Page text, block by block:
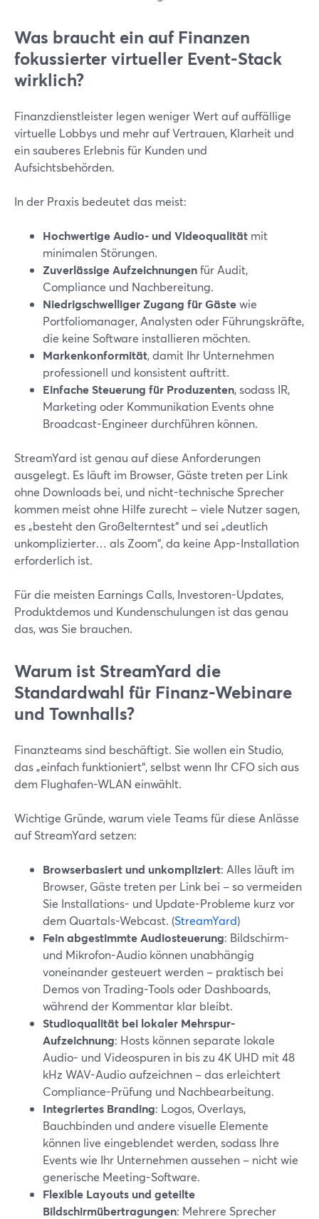
Was braucht ein auf Finanzen
fokussierter virtueller Event-Stack
wirklich?
Finanzdienstleister legen weniger Wert auf auffällige
virtuelle Lobbys und mehr auf Vertrauen, Klarheit und
ein sauberes Erlebnis für Kunden und
Aufsichtsbehörden.
In der Praxis bedeutet das meist:
Hochwertige Audio- und Videoqualität mit
minimalen Störungen.
Zuverlässige Aufzeichnungenfür Audit,
Compliance und Nachbereitung.
Niedrigschwelliger Zugang für Gästewie
Portfoliomanager, Analysten oder Führungskräfte,
die keine Software installieren möchten.
Markenkonformität, damit Ihr Unternehmen
professionell und konsistent auftritt.
Einfache Steuerung für Produzenten, sodass IR,
Marketing oder Kommunikation Events ohne
Broadcast-Engineer durchführen können.
StreamYard ist genau auf diese Anforderungen
ausgelegt. Es läuft im Browser, Gäste treten per Link
ohne Downloads bei, und nicht-technische Sprecher
kommen meist ohne Hilfe zurecht – viele Nutzer sagen,
es „besteht den Großelterntest“ und sei „deutlich
unkomplizierter… als Zoom“, da keine App-Installation
erforderlich ist.
Für die meisten Earnings Calls, Investoren-Updates,
Produktdemos und Kundenschulungen ist das genau
das, was Sie brauchen.
Warum ist StreamYard die
Standardwahl für Finanz-Webinare
und Townhalls?
Finanzteams sind beschäftigt. Sie wollen ein Studio,
das „einfach funktioniert“, selbst wenn Ihr CFO sich aus
dem Flughafen-WLAN einwählt.
Wichtige Gründe, warum viele Teams für diese Anlässe
auf StreamYard setzen:
Browserbasiert und unkompliziert: Alles läuft im
Browser, Gäste treten per Link bei – so vermeiden
Sie Installations- und Update-Probleme kurz vor
dem Quartals-Webcast. (StreamYard)
Fein abgestimmte Audiosteuerung: Bildschirm-
und Mikrofon-Audio können unabhängig
voneinander gesteuert werden – praktisch bei
Demos von Trading-Tools oder Dashboards,
während der Kommentar klar bleibt.
Studioqualität bei lokaler Mehrspur-
Aufzeichnung: Hosts können separate lokale
Audio- und Videospuren in bis zu 4K UHD mit 48
kHz WAV-Audio aufzeichnen – das erleichtert
Compliance-Prüfung und Nachbearbeitung.
Integriertes Branding: Logos, Overlays,
Bauchbinden und andere visuelle Elemente
können live eingeblendet werden, sodass Ihre
Events wie Ihr Unternehmen aussehen – nicht wie
generische Meeting-Software.
Flexible Layouts und geteilte
Bildschirmübertragungen: Mehrere Sprecher